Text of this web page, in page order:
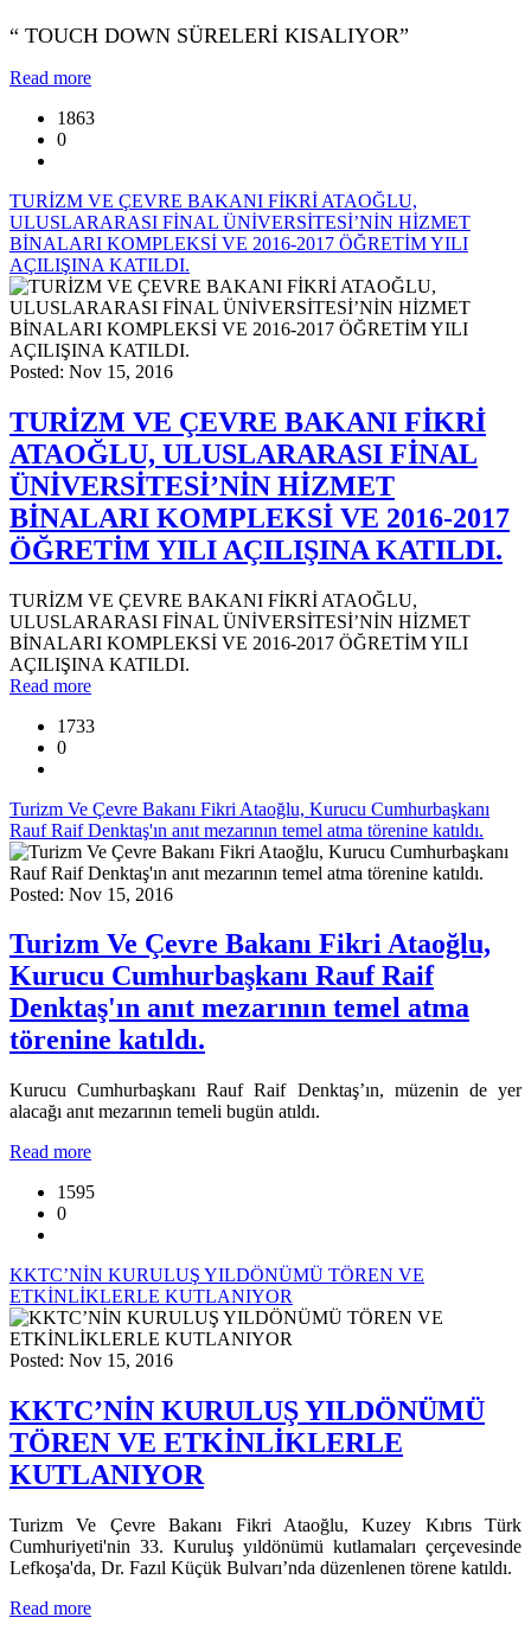
“ TOUCH DOWN SÜRELERİ KISALIYOR”
Read more
1863
0
TURİZM VE ÇEVRE BAKANI FİKRİ ATAOĞLU,
ULUSLARARASI FİNAL ÜNİVERSİTESİ’NİN HİZMET
BİNALARI KOMPLEKSİ VE 2016-2017 ÖĞRETİM YILI
AÇILIŞINA KATILDI.
Posted: Nov 15, 2016
TURİZM VE ÇEVRE BAKANI FİKRİ
ATAOĞLU, ULUSLARARASI FİNAL
ÜNİVERSİTESİ’NİN HİZMET
BİNALARI KOMPLEKSİ VE 2016-2017
ÖĞRETİM YILI AÇILIŞINA KATILDI.
TURİZM VE ÇEVRE BAKANI FİKRİ ATAOĞLU,
ULUSLARARASI FİNAL ÜNİVERSİTESİ’NİN HİZMET
BİNALARI KOMPLEKSİ VE 2016-2017 ÖĞRETİM YILI
AÇILIŞINA KATILDI.
Read more
1733
0
Turizm Ve Çevre Bakanı Fikri Ataoğlu, Kurucu Cumhurbaşkanı
Rauf Raif Denktaş'ın anıt mezarının temel atma törenine katıldı.
Posted: Nov 15, 2016
Turizm Ve Çevre Bakanı Fikri Ataoğlu,
Kurucu Cumhurbaşkanı Rauf Raif
Denktaş'ın anıt mezarının temel atma
törenine katıldı.
Kurucu Cumhurbaşkanı Rauf Raif Denktaş’ın, müzenin de yer
alacağı anıt mezarının temeli bugün atıldı.
Read more
1595
0
KKTC’NİN KURULUŞ YILDÖNÜMÜ TÖREN VE
ETKİNLİKLERLE KUTLANIYOR
Posted: Nov 15, 2016
KKTC’NİN KURULUŞ YILDÖNÜMÜ
TÖREN VE ETKİNLİKLERLE
KUTLANIYOR
Turizm Ve Çevre Bakanı Fikri Ataoğlu, Kuzey Kıbrıs Türk
Cumhuriyeti'nin 33. Kuruluş yıldönümü kutlamaları çerçevesinde
Lefkoşa'da, Dr. Fazıl Küçük Bulvarı’nda düzenlenen törene katıldı.
Read more